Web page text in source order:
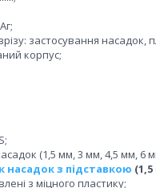
застосування
корпус;
(1,5 мм, 3 мм, 4,5 мм, 6
насадок з підставкою
з міцного пластику;